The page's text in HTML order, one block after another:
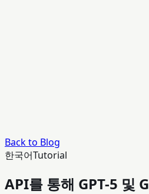
Back to Blog
한국어Tutorial
API를 통해 GPT-5 및